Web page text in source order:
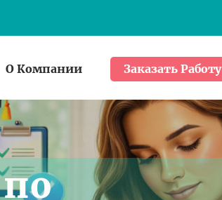
О Компании Заказать Работу